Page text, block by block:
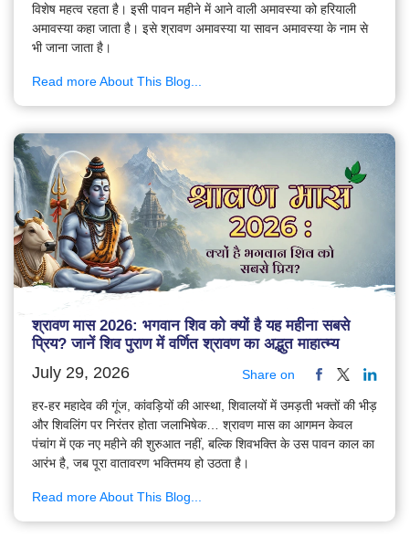
विशेष महत्व रहता है। इसी पावन महीने में आने वाली अमावस्या को हरियाली
अमावस्या कहा जाता है। इसे श्रावण अमावस्या या सावन अमावस्या के नाम से
भी जाना जाता है।
Read more About This Blog...
श्रावण मास 2026: भगवान शिव को क्यों है यह महीना सबसे
प्रिय? जानें शिव पुराण में वर्णित श्रावण का अद्भुत माहात्म्य
July 29, 2026 Share on
हर-हर महादेव की गूंज, कांवड़ियों की आस्था, शिवालयों में उमड़ती भक्तों की भीड़
और शिवलिंग पर निरंतर होता जलाभिषेक… श्रावण मास का आगमन केवल
पंचांग में एक नए महीने की शुरुआत नहीं, बल्कि शिवभक्ति के उस पावन काल का
आरंभ है, जब पूरा वातावरण भक्तिमय हो उठता है।
Read more About This Blog...